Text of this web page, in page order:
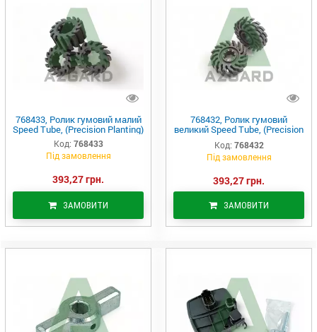
768433, Ролик гумовий малий
Speed Tube, (Precision Planting)
Код: 768433
Під замовлення
393,27 грн.
ЗАМОВИТИ
768432, Ролик гумовий
великий Speed Tube, (Precision
Planting)
Код: 768432
Під замовлення
393,27 грн.
ЗАМОВИТИ